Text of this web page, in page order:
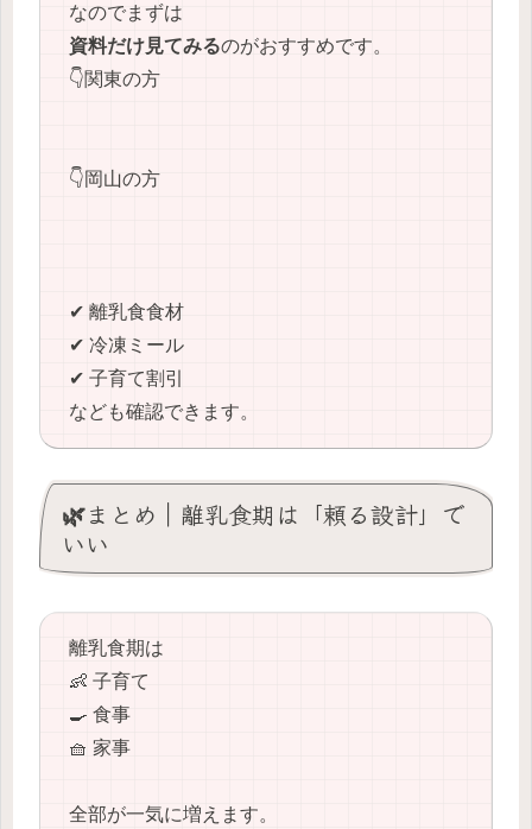
なのでまずは
資料だけ見てみるのがおすすめです。
👇関東の方
👇岡山の方
✔ 離乳食食材
✔ 冷凍ミール
✔ 子育て割引
なども確認できます。
🌿まとめ｜離乳食期は「頼る設計」で
いい
離乳食期は
👶 子育て
🍳 食事
🧺 家事
全部が一気に増えます。